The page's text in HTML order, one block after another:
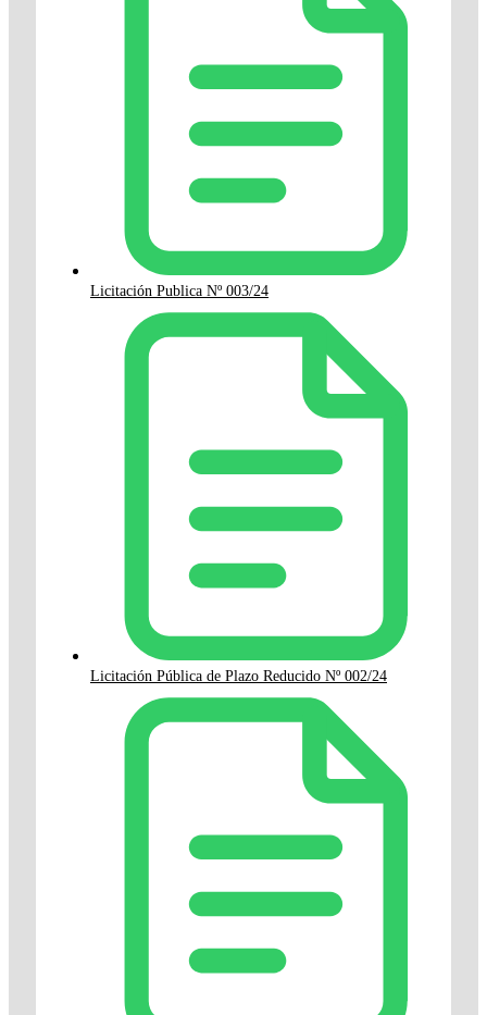
Licitación Publica Nº 003/24
Licitación Pública de Plazo Reducido Nº 002/24